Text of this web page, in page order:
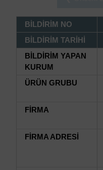
BİLDİRİM NO
BİLDİRİM TARİHİ
BİLDİRİM YAPAN
KURUM
ÜRÜN GRUBU
FİRMA
FİRMA ADRESİ